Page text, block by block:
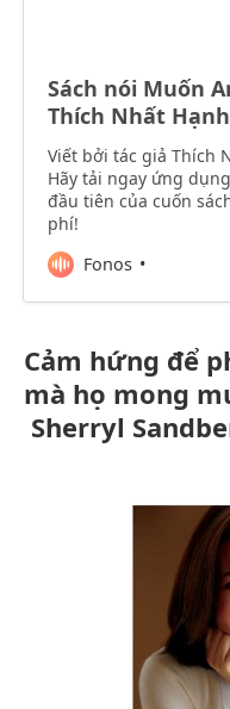
Sách nói Muốn
Thích Nhất
Viết bởi tác giả Thích
Hãy tải ngay ứng
đầu tiên của cuốn
phí!
Fonos
Cảm hứng để
mà họ mong
Sherryl